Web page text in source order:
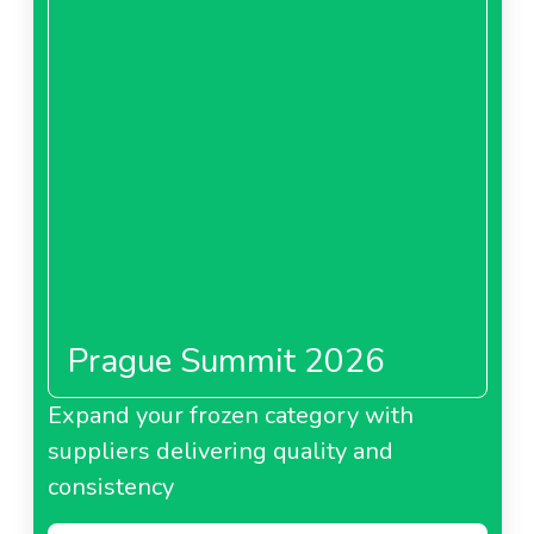
Prague Summit 2026
Expand your frozen category with
suppliers delivering quality and
consistency